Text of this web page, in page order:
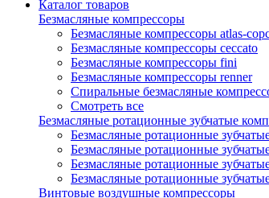
Каталог товаров
Безмасляные компрессоры
Безмасляные компрессоры atlas-
Безмасляные компрессоры ceccato
Безмасляные компрессоры fini
Безмасляные компрессоры renner
Спиральные безмасляные
Смотреть все
Безмасляные ротационные зубчатые
Безмасляные ротационные
Безмасляные ротационные
Безмасляные ротационные
Безмасляные ротационные
Винтовые воздушные компрессоры